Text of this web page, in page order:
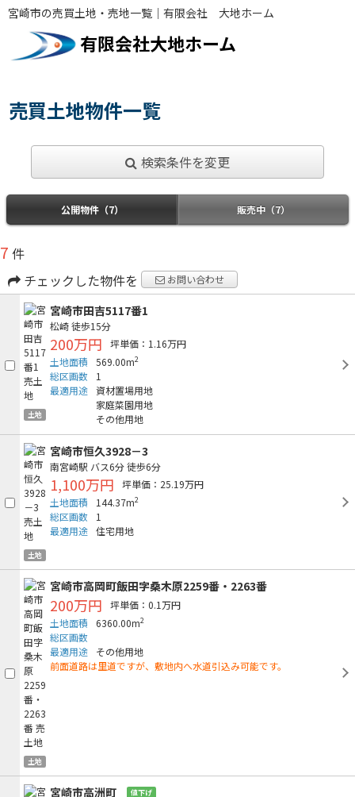
宮崎市の売買土地・売地一覧｜有限会社 大地ホーム
有限会社大地ホーム
売買土地物件一覧
検索条件を変更
公開物件（7） 販売中（7）
7 件
チェックした物件を
お問い合わせ
土地
宮崎市田吉5117番1
松崎徒歩15分
200万円
坪単価：1.16万円
土地面積
569.00m2
総区画数
1
最適用途 資材置場用地
家庭菜園用地
その他用地
土地
宮崎市恒久3928－3
南宮崎駅 バス6分徒歩6分
1,100万円
坪単価：25.19万円
土地面積
144.37m2
総区画数
1
最適用途 住宅用地
土地
宮崎市高岡町飯田字桑木原2259番・2263番
200万円
坪単価：0.1万円
土地面積
6360.00m2
総区画数
最適用途
その他用地
前面道路は里道ですが、敷地内へ水道引込み可能です。
宮崎市高洲町 値下げ